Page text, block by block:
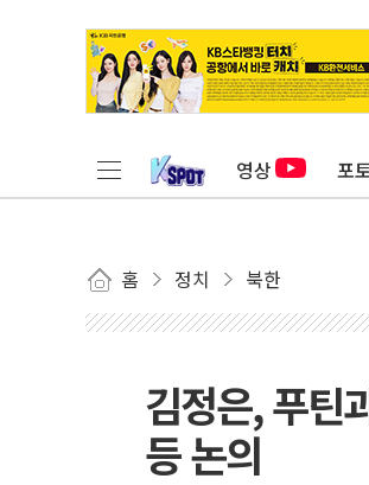
영상 포
홈 정치 북한
김정은, 푸틴
등 논의